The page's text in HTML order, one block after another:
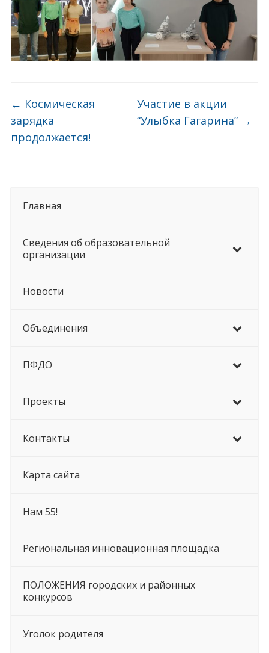
Главная
Сведения об образовательной
организации
Новости
Объединения
ПФДО
Проекты
Контакты
Карта сайта
Нам 55!
Региональная инновационная площадка
ПОЛОЖЕНИЯ городских и районных
конкурсов
Уголок родителя
← Космическая
зарядка
продолжается!
Участие в акции
“Улыбка Гагарина” →